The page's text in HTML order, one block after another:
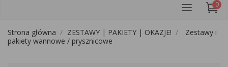
0
Strona główna ZESTAWY | PAKIETY | OKAZJE!
Zestawy i
pakiety wannowe / prysznicowe